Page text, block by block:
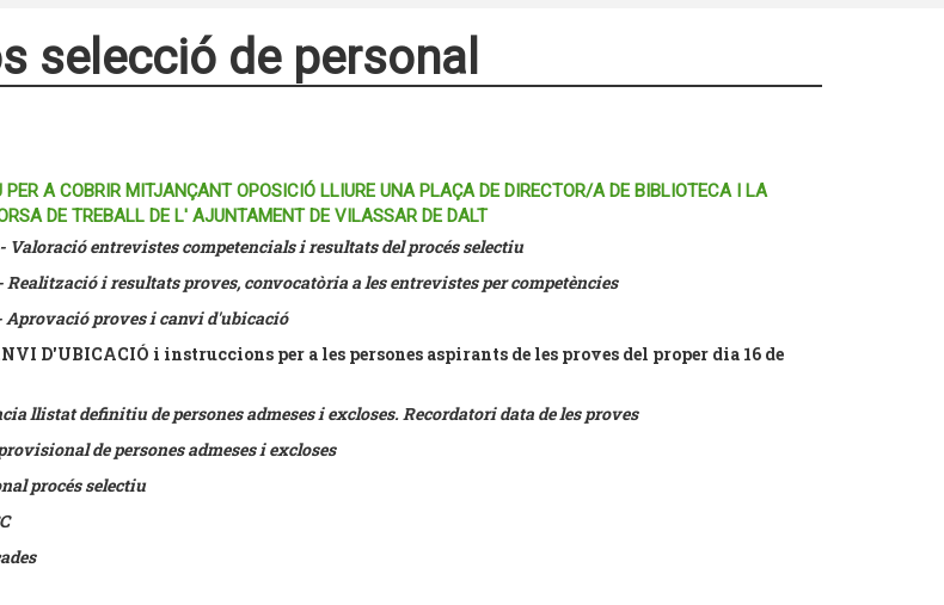
selecció de personal
PER A COBRIR MITJANÇANT OPOSICIÓ LLIURE UNA PLAÇA DE DIRECTOR/A DE BIBLIOTECA I LA
DE TREBALL DE L' AJUNTAMENT DE VILASSAR DE DALT
Valoració entrevistes competencials i resultats del procés selectiu
Realització i resultats proves, convocatòria a les entrevistes per competències
Aprovació proves i canvi d'ubicació
D'UBICACIÓ i instruccions per a les persones aspirants de les proves del proper dia 16 de
llistat definitiu de persones admeses i excloses. Recordatori data de les proves
de persones admeses i excloses
procés selectiu